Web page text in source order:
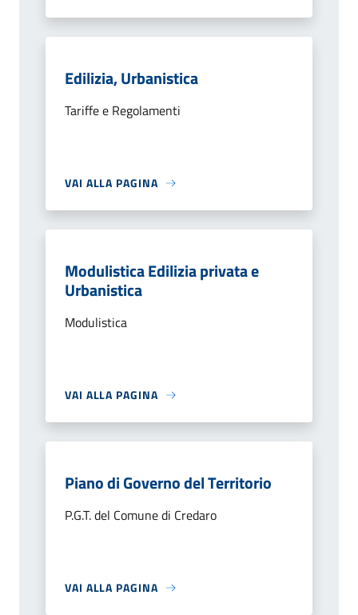
Edilizia, Urbanistica
Tariffe e Regolamenti
VAI ALLA PAGINA
Modulistica Edilizia privata e
Urbanistica
Modulistica
VAI ALLA PAGINA
Piano di Governo del Territorio
P.G.T. del Comune di Credaro
VAI ALLA PAGINA